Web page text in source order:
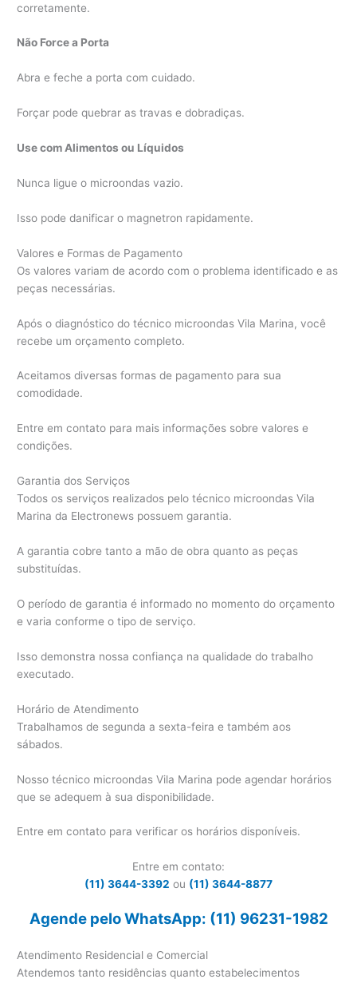
corretamente.
Não Force a Porta
Abra e feche a porta com cuidado.
Forçar pode quebrar as travas e dobradiças.
Use com Alimentos ou Líquidos
Nunca ligue o microondas vazio.
Isso pode danificar o magnetron rapidamente.
Valores e Formas de Pagamento
Os valores variam de acordo com o problema identificado e as
peças necessárias.
Após o diagnóstico do técnico microondas Vila Marina, você
recebe um orçamento completo.
Aceitamos diversas formas de pagamento para sua
comodidade.
Entre em contato para mais informações sobre valores e
condições.
Garantia dos Serviços
Todos os serviços realizados pelo técnico microondas Vila
Marina da Electronews possuem garantia.
A garantia cobre tanto a mão de obra quanto as peças
substituídas.
O período de garantia é informado no momento do orçamento
e varia conforme o tipo de serviço.
Isso demonstra nossa confiança na qualidade do trabalho
executado.
Horário de Atendimento
Trabalhamos de segunda a sexta-feira e também aos
sábados.
Nosso técnico microondas Vila Marina pode agendar horários
que se adequem à sua disponibilidade.
Entre em contato para verificar os horários disponíveis.
Entre em contato:
(11) 3644-3392 ou (11) 3644-8877
Agende pelo WhatsApp: (11) 96231-1982
Atendimento Residencial e Comercial
Atendemos tanto residências quanto estabelecimentos